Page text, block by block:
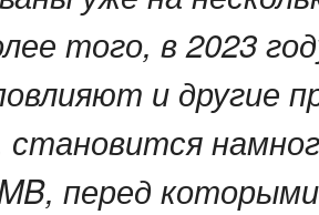
того, в 2023
и другие
перед